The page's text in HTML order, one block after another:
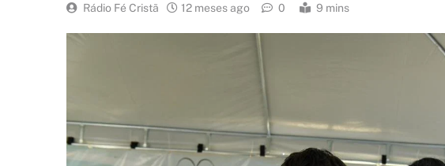
Rádio Fé Cristã 12 meses ago 0 9 mins